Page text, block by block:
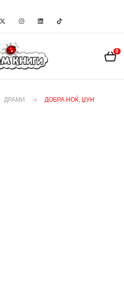
0
ДРАМИ ДОБРА НОЌ, ЏУН